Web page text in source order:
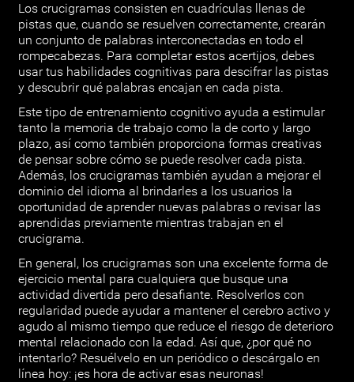
Los crucigramas consisten en cuadrículas llenas de
pistas que, cuando se resuelven correctamente, crearán
un conjunto de palabras interconectadas en todo el
rompecabezas. Para completar estos acertijos, debes
usar tus habilidades cognitivas para descifrar las pistas
y descubrir qué palabras encajan en cada pista.
Este tipo de entrenamiento cognitivo ayuda a estimular
tanto la memoria de trabajo como la de corto y largo
plazo, así como también proporciona formas creativas
de pensar sobre cómo se puede resolver cada pista.
Además, los crucigramas también ayudan a mejorar el
dominio del idioma al brindarles a los usuarios la
oportunidad de aprender nuevas palabras o revisar las
aprendidas previamente mientras trabajan en el
crucigrama.
En general, los crucigramas son una excelente forma de
ejercicio mental para cualquiera que busque una
actividad divertida pero desafiante. Resolverlos con
regularidad puede ayudar a mantener el cerebro activo y
agudo al mismo tiempo que reduce el riesgo de deterioro
mental relacionado con la edad. Así que, ¿por qué no
intentarlo? Resuélvelo en un periódico o descárgalo en
línea hoy: ¡es hora de activar esas neuronas!